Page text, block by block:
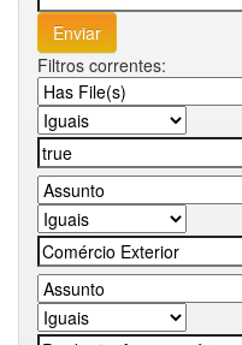
Filtros correntes: